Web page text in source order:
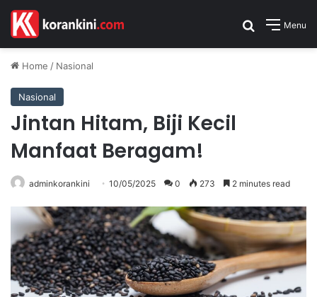
Menu
Search for
Home / Nasional
Nasional
Jintan Hitam, Biji Kecil
Manfaat Beragam!
adminkorankini 10/05/2025 0 273 2 minutes read